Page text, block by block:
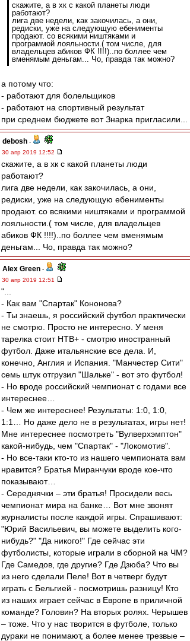
скажите, а в хк с какой планеты люди
работают?
лига две недели, как закочилась, а они,
редиски, уже на следующую ебенименты
продают. со всякими ништяками и
программой лояльности.( том числе, для
владельцев абиков ФК !!!!)..по боллее чем
вменямым деньгам... Чо, правда так можно?
а потому что:
- работают для болельщиков
- работают на спортивный результат
при среднем бюджете вот Знарка пригласили...
debosh -
30 апр 2019 12:52
скажите, а в хк с какой планеты люди
работают?
лига две недели, как закочилась, а они,
редиски, уже на следующую ебенименты
продают. со всякими ништяками и программой
лояльности.( том числе, для владельцев
абиков ФК !!!!)..по боллее чем вменямым
деньгам... Чо, правда так можно?
Alex Green -
30 апр 2019 12:51
"...
- Как вам "Спартак" Кононова?
- Ты знаешь, я российский футбол практически
не смотрю. Просто не интересно. У меня
тарелка стоит НТВ+ - смотрю иностранный
футбол. Даже итальянские все дела. И,
конечно, Англия и Испания. "Манчестер Сити"
семь штук отгрузил "Шальке" - вот это футбол!
- Но вроде российский чемпионат с годами все
интереснее…
- Чем же интереснее! Результаты: 1:0, 1:0,
1:1… Но даже дело не в результатах, игры нет!
Мне интереснее посмотреть "Вулверхэмптон"
какой-нибудь, чем "Спартак" - "Локомотив".
- Но все-таки кто-то из нашего чемпионата вам
нравится? Братья Миранчуки вроде кое-что
показывают…
- Середнячки – эти братья! Просидели весь
чемпионат мира на банке… Вот мне звонят
журналисты после каждой игры. Спрашивают:
"Юрий Васильевич, вы можете выделить кого-
нибудь?" "Да никого!" Где сейчас эти
футболисты, которые играли в сборной на ЧМ?
Где Самедов, где другие? Где Дзюба? Что вы
из него сделали Пеле! Вот в четверг будут
играть с Бельгией - посмотришь разницу! Кто
из наших играет сейчас в Европе в приличной
команде? Головин? На вторых ролях. Черышев
– тоже. Что у нас творится в футболе, только
дураки не понимают, а более менее трезвые –